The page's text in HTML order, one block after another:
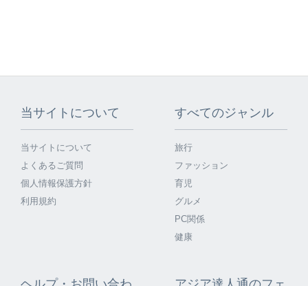
当サイトについて
当サイトについて
よくあるご質問
個人情報保護方針
利用規約
すべてのジャンル
旅行
ファッション
育児
グルメ
PC関係
健康